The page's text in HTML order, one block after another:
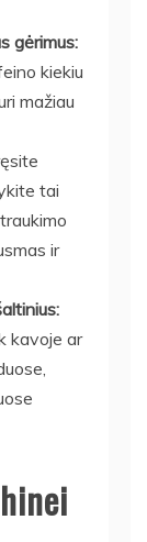
gėrimus:
kiekiu
mažiau
tai
ir
kavoje ar